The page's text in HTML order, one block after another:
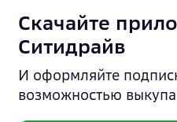
Скачайте
Ситидрайв
И оформляйте
возможностью